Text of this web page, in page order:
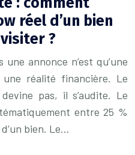
réel d’un bien
?
annonce n’est qu’une
réalité financière. Le
pas, il s’audite. Le
entre 25 %
bien. Le…